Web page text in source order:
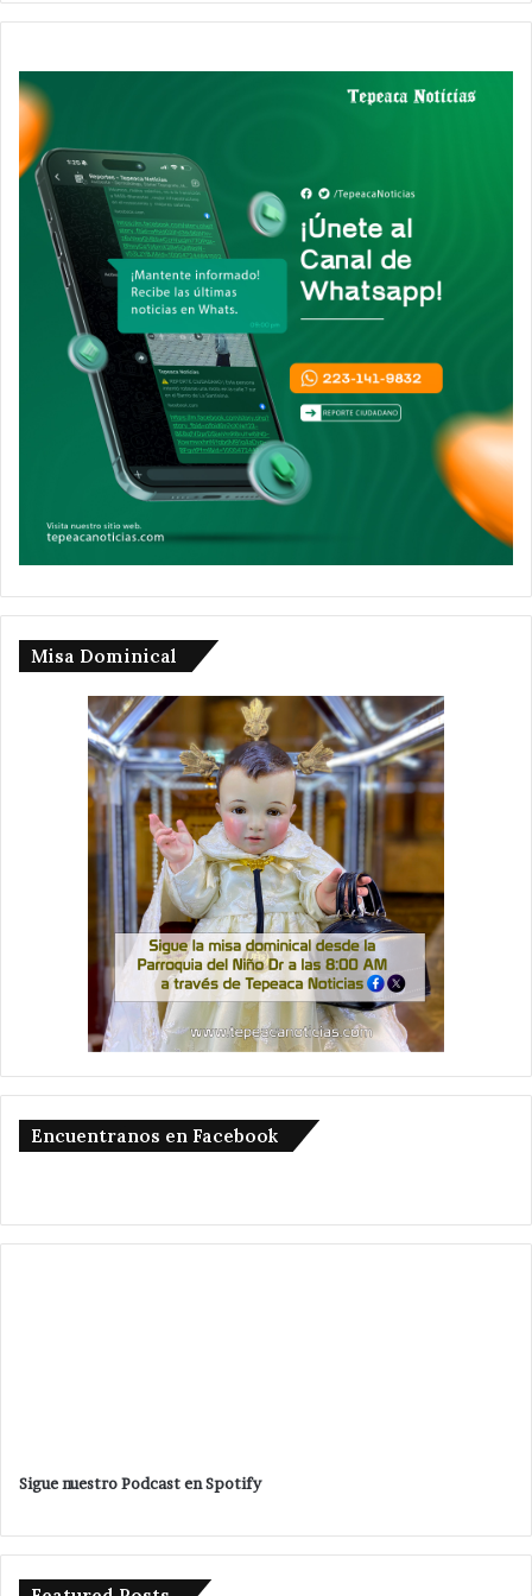
Misa Dominical
Encuentranos en Facebook
Sigue nuestro Podcast en Spotify